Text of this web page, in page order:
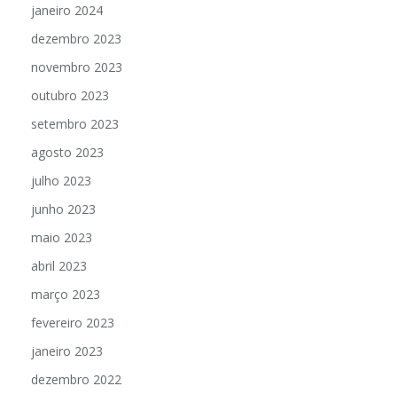
janeiro 2024
dezembro 2023
novembro 2023
outubro 2023
setembro 2023
agosto 2023
julho 2023
junho 2023
maio 2023
abril 2023
março 2023
fevereiro 2023
janeiro 2023
dezembro 2022